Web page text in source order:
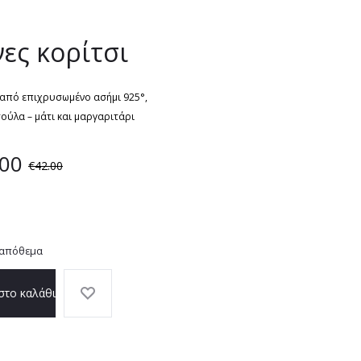
κορίτσι
επιχρυσωμένο ασήμι 925°,
– μάτι και μαργαριτάρι
€42.00
καλάθι